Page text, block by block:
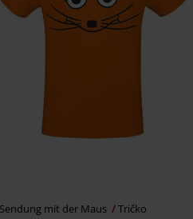
mit der Maus Tričko